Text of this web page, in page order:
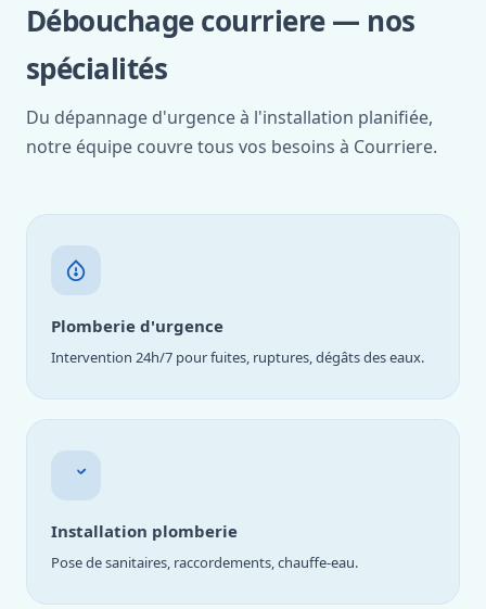
Débouchage courriere — nos
spécialités
Du dépannage d'urgence à l'installation planifiée,
notre équipe couvre tous vos besoins à Courriere.
Plomberie d'urgence
Intervention 24h/7 pour fuites, ruptures, dégâts des eaux.
Installation plomberie
Pose de sanitaires, raccordements, chauffe-eau.